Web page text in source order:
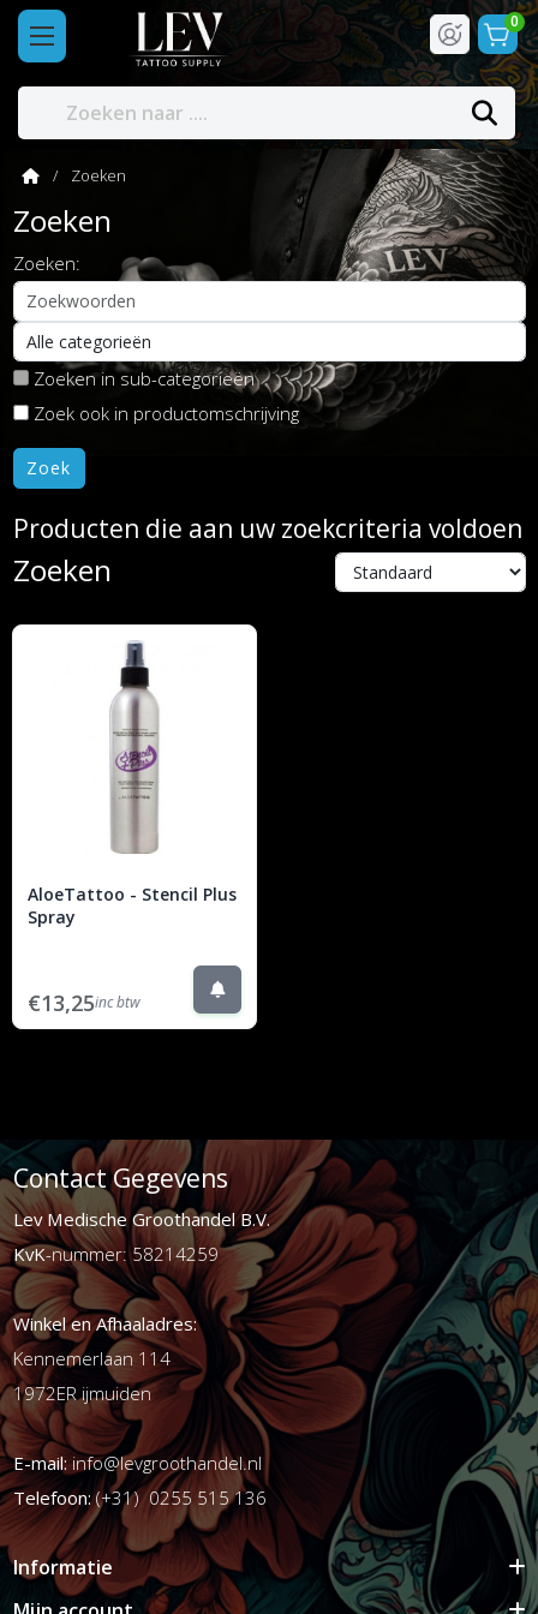
0
Zoeken
Zoeken
Zoeken:
Zoeken in sub-categorieën
Zoek ook in productomschrijving
Producten die aan uw zoekcriteria voldoen
Zoeken
AloeTattoo - Stencil Plus
Spray
€13,25inc btw
Contact Gegevens
Lev Medische Groothandel B.V.
KvK-nummer: 58214259
Winkel en Afhaaladres:
Kennemerlaan 114
1972ER ijmuiden
E-mail:info@levgroothandel.nl
Telefoon:(+31) 0255 515 136
Informatie